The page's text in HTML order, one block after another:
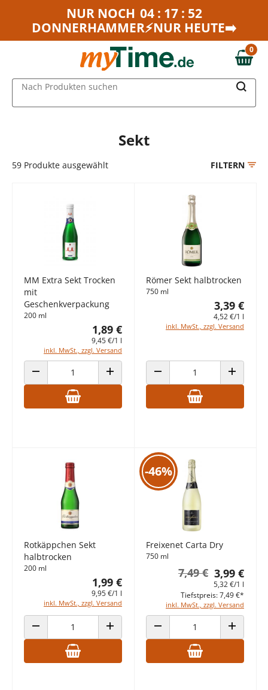
Zum Hauptinhalt springen
Zur Navigation springen
NUR NOCH 04 : 17 : 52
DONNERHAMMER⚡NUR HEUTE➡️
0,00 €
0
Nach Produkten suchen
Sekt
59 Produkte ausgewählt FILTERN
MM Extra Sekt Trocken
mit
Geschenkverpackung
200 ml
1,89 €
9,45 €/1 l
inkl. MwSt., zzgl. Versand
ANZAHL VERRINGERN ANZAHL ERHÖHEN
Römer Sekt halbtrocken
750 ml
3,39 €
4,52 €/1 l
inkl. MwSt., zzgl. Versand
ANZAHL VERRINGERN ANZAHL
Rotkäppchen Sekt
halbtrocken
200 ml
1,99 €
9,95 €/1 l
inkl. MwSt., zzgl. Versand
ANZAHL VERRINGERN ANZAHL ERHÖHEN
-46%
Freixenet Carta Dry
750 ml
3,99 €
7,49 €
5,32 €/1 l
inkl. MwSt., zzgl. Versand
Tiefstpreis: 7,49 €*
ANZAHL VERRINGERN ANZAHL